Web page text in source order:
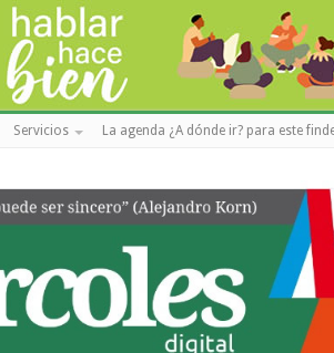
Servicios La agenda ¿A dónde ir? para este